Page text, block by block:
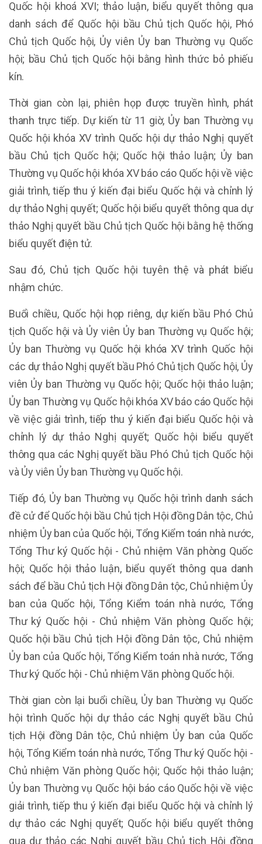
Quốc hội khoá XVI; thảo luận, biểu quyết thông qua
danh sách để Quốc hội bầu Chủ tịch Quốc hội, Phó
Chủ tịch Quốc hội, Ủy viên Ủy ban Thường vụ Quốc
hội; bầu Chủ tịch Quốc hội bằng hình thức bỏ phiếu
kín.
Thời gian còn lại, phiên họp được truyền hình, phát
thanh trực tiếp. Dự kiến từ 11 giờ, Ủy ban Thường vụ
Quốc hội khóa XV trình Quốc hội dự thảo Nghị quyết
bầu Chủ tịch Quốc hội; Quốc hội thảo luận; Ủy ban
Thường vụ Quốc hội khóa XV báo cáo Quốc hội về việc
giải trình, tiếp thu ý kiến đại biểu Quốc hội và chỉnh lý
dự thảo Nghị quyết; Quốc hội biểu quyết thông qua dự
thảo Nghị quyết bầu Chủ tịch Quốc hội bằng hệ thống
biểu quyết điện tử.
Sau đó, Chủ tịch Quốc hội tuyên thệ và phát biểu
nhậm chức.
Buổi chiều, Quốc hội họp riêng, dự kiến bầu Phó Chủ
tịch Quốc hội và Ủy viên Ủy ban Thường vụ Quốc hội;
Ủy ban Thường vụ Quốc hội khóa XV trình Quốc hội
các dự thảo Nghị quyết bầu Phó Chủ tịch Quốc hội, Ủy
viên Ủy ban Thường vụ Quốc hội; Quốc hội thảo luận;
Ủy ban Thường vụ Quốc hội khóa XV báo cáo Quốc hội
về việc giải trình, tiếp thu ý kiến đại biểu Quốc hội và
chỉnh lý dự thảo Nghị quyết; Quốc hội biểu quyết
thông qua các Nghị quyết bầu Phó Chủ tịch Quốc hội
và Ủy viên Ủy ban Thường vụ Quốc hội.
Tiếp đó, Ủy ban Thường vụ Quốc hội trình danh sách
đề cử để Quốc hội bầu Chủ tịch Hội đồng Dân tộc, Chủ
nhiệm Ủy ban của Quốc hội, Tổng Kiểm toán nhà nước,
Tổng Thư ký Quốc hội - Chủ nhiệm Văn phòng Quốc
hội; Quốc hội thảo luận, biểu quyết thông qua danh
sách để bầu Chủ tịch Hội đồng Dân tộc, Chủ nhiệm Ủy
ban của Quốc hội, Tổng Kiểm toán nhà nước, Tổng
Thư ký Quốc hội - Chủ nhiệm Văn phòng Quốc hội;
Quốc hội bầu Chủ tịch Hội đồng Dân tộc, Chủ nhiệm
Ủy ban của Quốc hội, Tổng Kiểm toán nhà nước, Tổng
Thư ký Quốc hội - Chủ nhiệm Văn phòng Quốc hội.
Thời gian còn lại buổi chiều, Ủy ban Thường vụ Quốc
hội trình Quốc hội dự thảo các Nghị quyết bầu Chủ
tịch Hội đồng Dân tộc, Chủ nhiệm Ủy ban của Quốc
hội, Tổng Kiểm toán nhà nước, Tổng Thư ký Quốc hội -
Chủ nhiệm Văn phòng Quốc hội; Quốc hội thảo luận;
Ủy ban Thường vụ Quốc hội báo cáo Quốc hội về việc
giải trình, tiếp thu ý kiến đại biểu Quốc hội và chỉnh lý
dự thảo các Nghị quyết; Quốc hội biểu quyết thông
qua dự thảo các Nghị quyết bầu Chủ tịch Hội đồng